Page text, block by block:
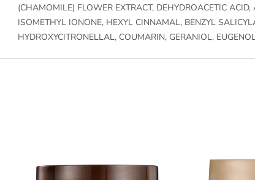
(CHAMOMILE) FLOWER EXTRACT, DEHYDROACETIC
ISOMETHYL IONONE, HEXYL CINNAMAL, BENZYL
HYDROXYCITRONELLAL, COUMARIN, GERANIOL,